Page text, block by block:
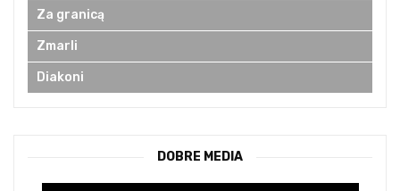
Za granicą
Zmarli
Diakoni
DOBRE MEDIA